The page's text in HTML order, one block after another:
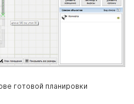
готовой планировки